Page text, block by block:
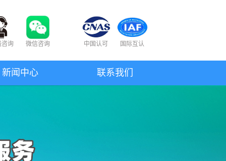
咨询 微信咨询 中国认可 国际互认
新闻中心 联系我们